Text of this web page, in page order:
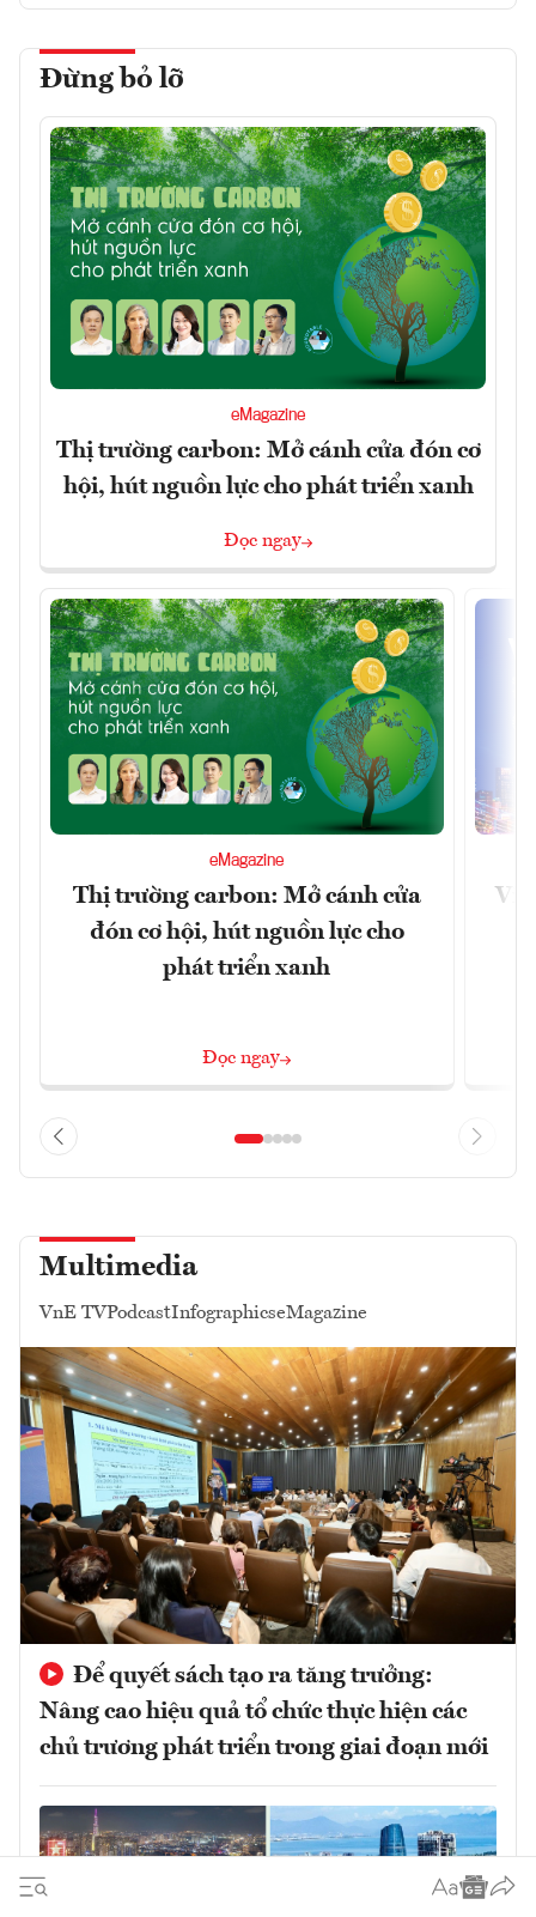
Đừng bỏ lỡ
eMagazine
Thị trường carbon: Mở cánh cửa đón cơ
hội, hút nguồn lực cho phát triển xanh
Đọc ngay
eMagazine
Thị trường carbon: Mở cánh cửa
đón cơ hội, hút nguồn lực cho
phát triển xanh
Đọc ngay
Multimedia
VnE TVPodcastInfographicseMagazine
Để quyết sách tạo ra tăng trưởng:
Nâng cao hiệu quả tổ chức thực hiện các
chủ trương phát triển trong giai đoạn mới